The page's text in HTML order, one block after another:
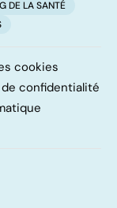
DE LA SANTÉ
cookies
confidentialité